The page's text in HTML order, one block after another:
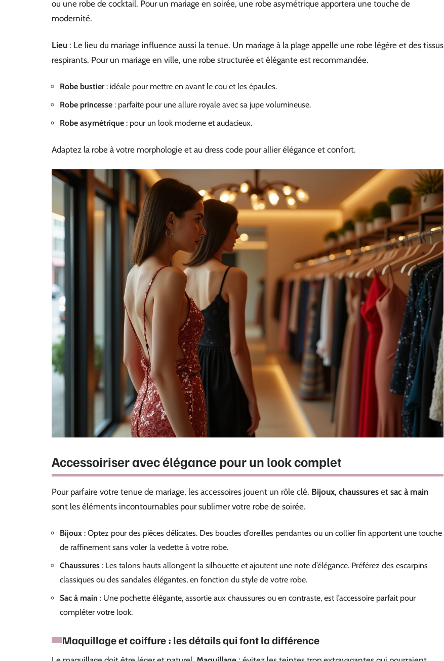
ou une robe de cocktail. Pour un mariage en soirée, une robe asymétrique apportera une touche de
modernité.
Lieu : Le lieu du mariage influence aussi la tenue. Un mariage à la plage appelle une robe légère et des tissus
respirants. Pour un mariage en ville, une robe structurée et élégante est recommandée.
Robe bustier: idéale pour mettre en avant le cou et les épaules.
Robe princesse : parfaite pour une allure royale avec sa jupe volumineuse.
Robe asymétrique : pour un look moderne et audacieux.
Adaptez la robe à votre morphologie et au dress code pour allier élégance et confort.
Accessoiriser avec élégance pour un look complet
Pour parfaire votre tenue de mariage, les accessoires jouent un rôle clé. Bijoux, chaussures et sac à main
sont les éléments incontournables pour sublimer votre robe de soirée.
Bijoux : Optez pour des pièces délicates. Des boucles d’oreilles pendantes ou un collier fin apportent une touche
de raffinement sans voler la vedette à votre robe.
Chaussures : Les talons hauts allongent la silhouette et ajoutent une note d’élégance. Préférez des escarpins
classiques ou des sandales élégantes, en fonction du style de votre robe.
Sac à main : Une pochette élégante, assortie aux chaussures ou en contraste, est l’accessoire parfait pour
compléter votre look.
Maquillage et coiffure : les détails qui font la différence